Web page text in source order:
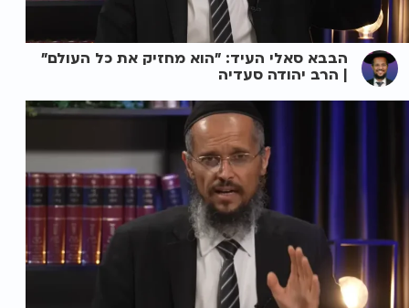
הבבא סאלי העיד: "הוא מחזיק את כל העולם"
| הרב יהודה סעדיה